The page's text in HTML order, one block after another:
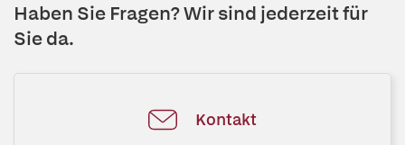
Haben Sie Fragen? Wir sind jederzeit für
Sie da.
Kontakt